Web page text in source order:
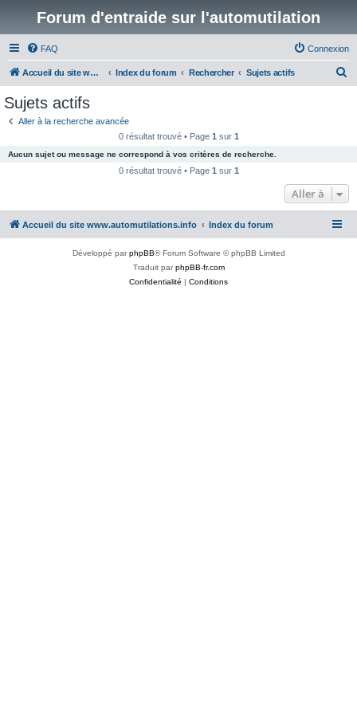
Forum d'entraide sur l'automutilation
FAQ Connexion
Accueil du site www.automutilations.info Index du forum Rechercher Sujets actifs
c
Sujets actifs
Aller à la recherche avancée
0 résultat trouvé • Page 1 sur 1
Aucun sujet ou message ne correspond à vos critères de recherche.
0 résultat trouvé • Page 1 sur 1
Aller à
Accueil du site www.automutilations.info Index du forum
Développé parphpBB® Forum Software © phpBB Limited
Traduit parphpBB-fr.com
Confidentialité | Conditions